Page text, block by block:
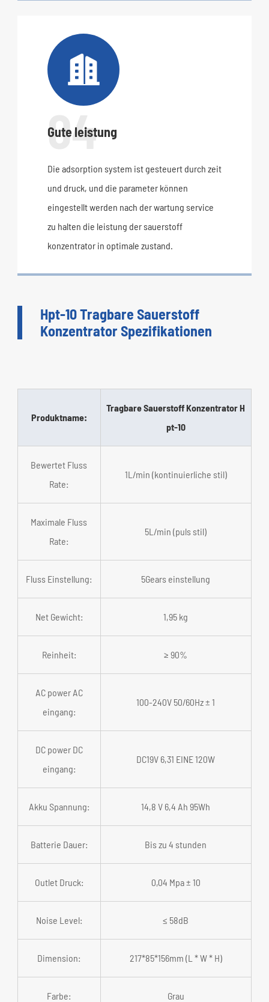

04
Gute leistung
Die adsorption system ist gesteuert durch zeit
und druck, und die parameter können
eingestellt werden nach der wartung service
zu halten die leistung der sauerstoff
konzentrator in optimale zustand.
Hpt-10 Tragbare Sauerstoff
Konzentrator Spezifikationen
Produktname:
Tragbare Sauerstoff Konzentrator H
pt-10
Bewertet Fluss
Rate:
1L/min (kontinuierliche stil)
Maximale Fluss
Rate:
5L/min (puls stil)
Fluss Einstellung: 5Gears einstellung
Net Gewicht: 1,95 kg
Reinheit: ≥ 90%
AC power AC
eingang:
100-240V 50/60Hz ± 1
DC power DC
eingang:
DC19V 6,31 EINE 120W
Akku Spannung: 14,8 V 6,4 Ah 95Wh
Batterie Dauer: Bis zu 4 stunden
Outlet Druck: 0,04 Mpa ± 10
Noise Level: ≤ 58dB
Dimension: 217*85*156mm (L * W * H)
Farbe: Grau